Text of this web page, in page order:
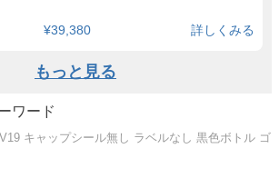
¥39,380 詳しくみる
もっと見る
ワード
キャップシール無し ラベルなし 黒色ボトル ゴ